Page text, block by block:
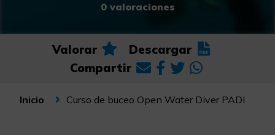
Experiencias Semana Santa
0 valoraciones
Valorar
Descargar
Compartir
Inicio Curso de buceo Open Water Diver PADI